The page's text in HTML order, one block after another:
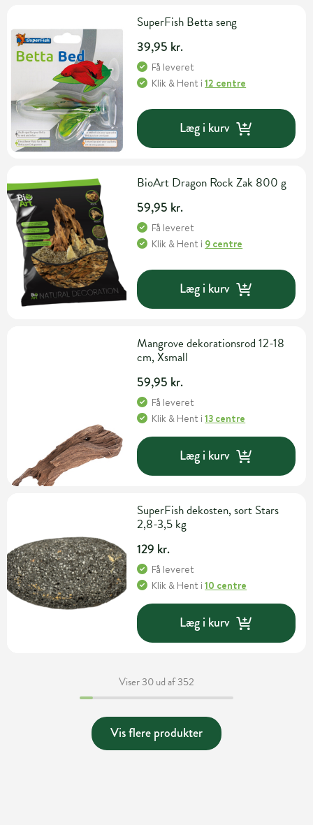
SuperFish Betta seng
39,95 kr.
Få leveret
Klik & Hent i12 centre
Læg i kurv
BioArt Dragon Rock Zak 800 g
59,95 kr.
Få leveret
Klik & Hent i 9 centre
Læg i kurv
Mangrove dekorationsrod 12-18
cm, Xsmall
59,95 kr.
Få leveret
Klik & Hent i13 centre
Læg i kurv
SuperFish dekosten, sort Stars
2,8-3,5 kg
129 kr.
Få leveret
Klik & Hent i10 centre
Læg i kurv
Viser 30 ud af 352
Vis flere produkter